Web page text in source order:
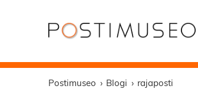
Postimuseo Blogi rajaposti